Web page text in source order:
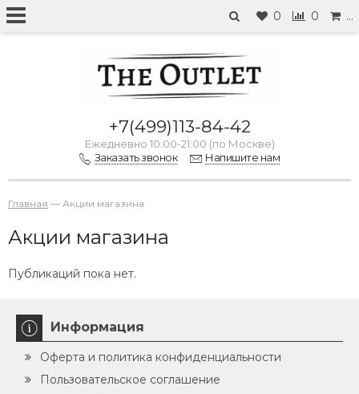
0 0 …
+7(499)113-84-42
Ежедневно 10:00-21:00 (по Москве)
Заказать звонок
Напишите нам
Главная — Акции магазина
Акции магазина
Публикаций пока нет.
Информация
Оферта и политика конфиденциальности
Пользовательское соглашение